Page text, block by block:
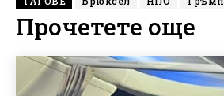
Прочетете още